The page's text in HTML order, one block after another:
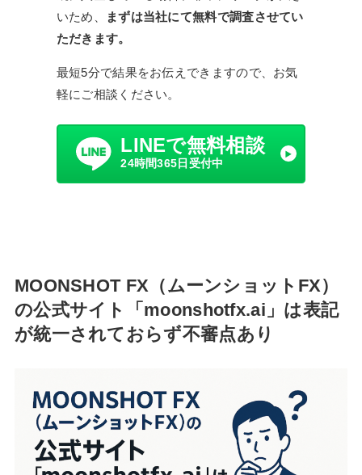
いため、
まずは当社にて無料で調査させてい
ただきます。
最短5分で結果をお伝えできますので、お気
軽にご相談ください。
LINEで無料相談
24時間365日受付中
MOONSHOT FX（ムーンショットFX）
の公式サイト「moonshotfx.ai」は表記
が統一されておらず不審点あり